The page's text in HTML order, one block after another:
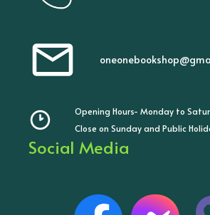
Opening Hours- Monday to
Close on Sunday and Public
Social Media